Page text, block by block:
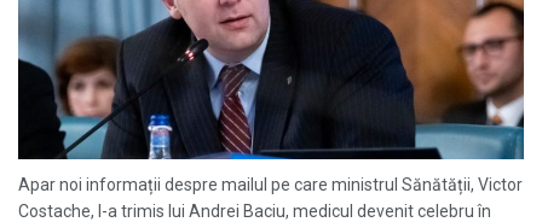
Apar noi informații despre mailul pe care ministrul Sănătății, Victor
Costache, l-a trimis lui Andrei Baciu, medicul devenit celebru în